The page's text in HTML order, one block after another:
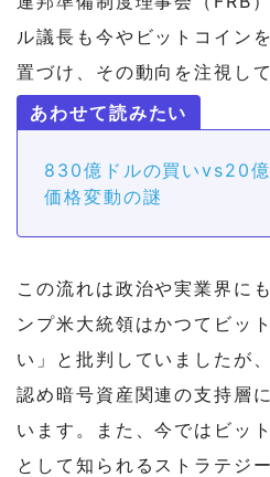
ル議長も今やビットコイン
置づけ、その動向を注視し
830億ドルの買いvs20
価格変動の謎
この流れは政治や実業界に
ンプ米大統領はかつてビッ
い」と批判していましたが
認め暗号資産関連の支持層
います。また、今ではビッ
として知られるストラテジ